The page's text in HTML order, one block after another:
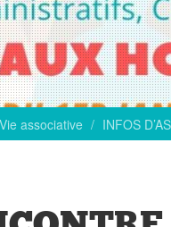
Vie associative INFOS